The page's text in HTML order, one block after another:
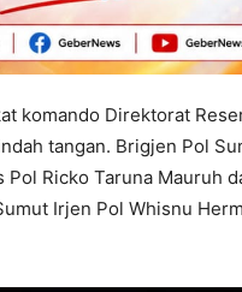
komando Direktorat
tangan. Brigjen Pol
Ricko Taruna Mauruh
Irjen Pol Whisnu